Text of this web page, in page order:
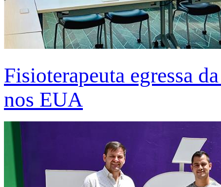
Fisioterapeuta egressa
nos EUA